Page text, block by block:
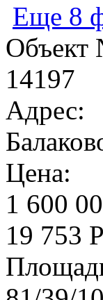
Еще 8
Объект
14197
Адрес:
Цена:
1 600
19 753